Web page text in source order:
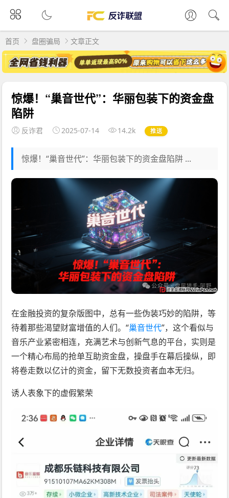
首页 盘圈骗局 文章正文
惊爆！“巢音世代”：华丽包装下的资金盘
陷阱
反诈君 2025-07-14 14.2k 推送
惊爆！“巢音世代”：华丽包装下的资金盘陷阱 ...
在金融投资的复杂版图中，总有一些伪装巧妙的陷阱，等
待着那些渴望财富增值的人们。“巢音世代”，这个看似与
音乐产业紧密相连，充满艺术与创新气息的平台，实则是
一个精心布局的抢单互助资金盘，操盘手在幕后操纵，即
将卷走数以亿计的资金，留下无数投资者血本无归。
诱人表象下的虚假繁荣